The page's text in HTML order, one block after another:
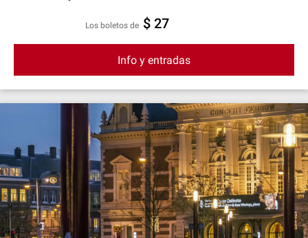
Los boletos de $ 27
Info y entradas